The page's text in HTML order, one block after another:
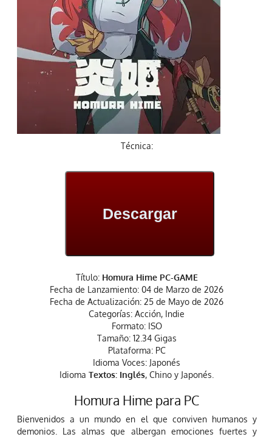
Técnica:
Descargar
Título: Homura Hime PC-GAME
Fecha de Lanzamiento: 04 de Marzo de 2026
Fecha de Actualización: 25 de Mayo de 2026
Categorías: Acción, Indie
Formato: ISO
Tamaño: 12.34 Gigas
Plataforma: PC
Idioma Voces: Japonés
IdiomaTextos: Inglés, Chino y Japonés.
Homura Hime para PC
Bienvenidos a un mundo en el que conviven humanos y
demonios. Las almas que albergan emociones fuertes y